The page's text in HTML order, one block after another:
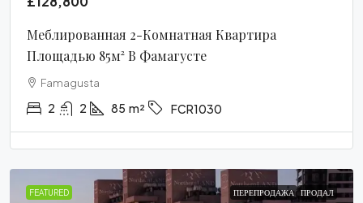
Меблированная 2-Комнатная Квартира
Площадью 85м² В Фамагусте
Famagusta
2 2 85 m² FCR1030
FEATURED ПЕРЕПРОДАЖА ПРОДАЛ